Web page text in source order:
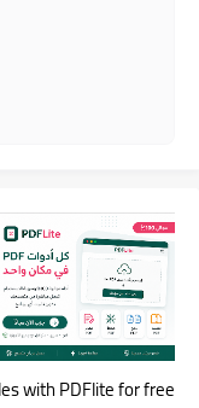
with PDFlite for free!